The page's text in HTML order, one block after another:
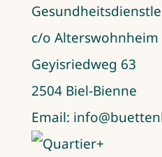
c/o
Geyisriedweg 63
2504 Biel-Bienne
Email: